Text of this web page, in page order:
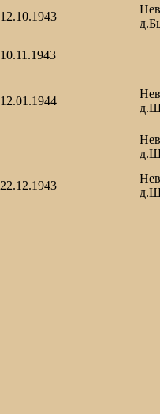
12.10.1943
10.11.1943
12.01.1944
22.12.1943